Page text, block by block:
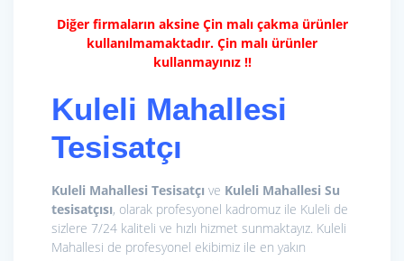
Diğer firmaların aksine Çin malı çakma ürünler
kullanılmamaktadır. Çin malı ürünler
kullanmayınız !!
Kuleli Mahallesi
Tesisatçı
Kuleli Mahallesi Tesisatçı ve Kuleli Mahallesi Su
tesisatçısı, olarak profesyonel kadromuz ile Kuleli de
sizlere 7/24 kaliteli ve hızlı hizmet sunmaktayız. Kuleli
Mahallesi de profesyonel ekibimiz ile en yakın